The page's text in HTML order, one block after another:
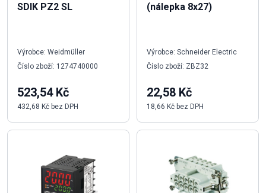
SDIK PZ2 SL
Výrobce: Weidmüller
Číslo zboží: 1274740000
523,54 Kč
432,68 Kč bez DPH
(nálepka 8x27)
Výrobce: Schneider Electric
Číslo zboží: ZBZ32
22,58 Kč
18,66 Kč bez DPH